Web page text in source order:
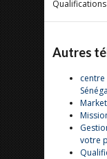
Autres
votre